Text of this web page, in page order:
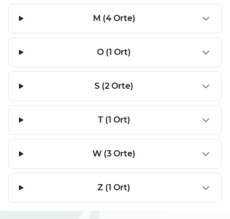
M (4 Orte)
O (1 Ort)
S (2 Orte)
T (1 Ort)
W (3 Orte)
Z (1 Ort)